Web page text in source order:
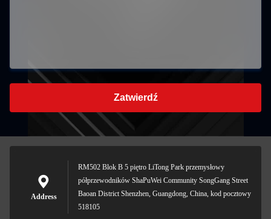
Zatwierdź
Address
RM502 Blok B 5 piętro LiTong Park przemysłowy
półprzewodników ShaPuWei Community SongGang Street
Baoan District Shenzhen, Guangdong, China, kod pocztowy
518105